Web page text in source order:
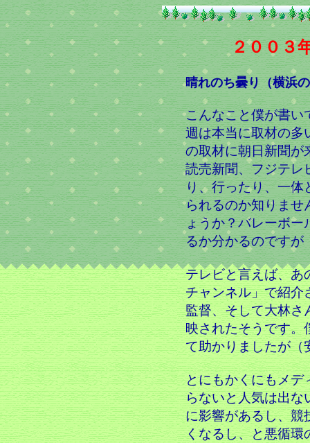
２００３
晴れのち曇り（横浜
こんなこと僕が書い
週は本当に取材の多
の取材に朝日新聞が
読売新聞、フジテレ
り、行ったり、一
られるのか知りませ
ょうか？バレーボ
るか分かるのですが
テレビと言えば、あ
チャンネル」で紹介
監督、そして大林さ
映されたそうです。
て助かりましたが（
とにもかくにもメデ
らないと人気は出な
に影響があるし、競
くなるし、と悪循環